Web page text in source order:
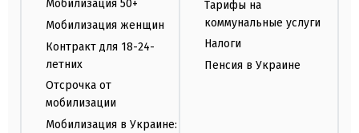
Мобилизация 50+
Мобилизация женщин
Контракт для 18-24-
летних
Отсрочка от
мобилизации
Мобилизация в Украине:
Тарифы на
коммунальные услуги
Налоги
Пенсия в Украине